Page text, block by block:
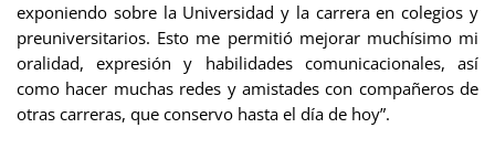
exponiendo sobre la Universidad y la carrera en colegios y
preuniversitarios. Esto me permitió mejorar muchísimo mi
oralidad, expresión y habilidades comunicacionales, así
como hacer muchas redes y amistades con compañeros de
otras carreras, que conservo hasta el día de hoy”.